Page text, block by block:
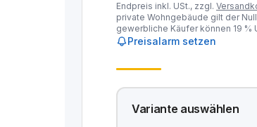
Endpreis inkl. USt., zzgl.
private Wohngebäude gilt der
gewerbliche Käufer können 19
Preisalarm setzen
Variante auswählen